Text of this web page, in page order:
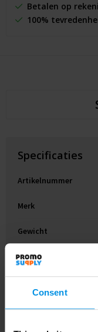
Consent
Betalen op
100%
Specificaties
Artikelnummer
Merk
Gewicht
Materiaal
Kleur